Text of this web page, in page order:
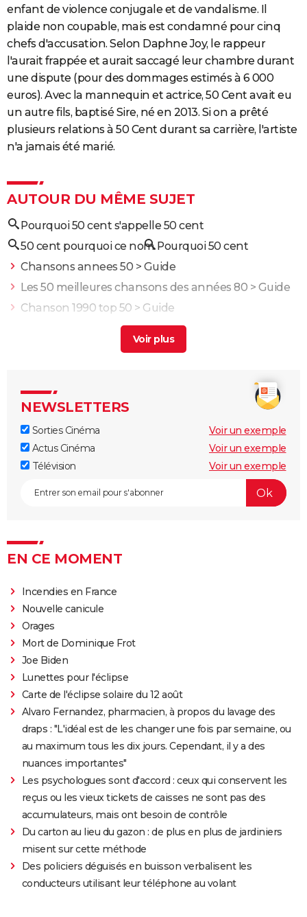
enfant de violence conjugale et de vandalisme. Il
plaide non coupable, mais est condamné pour cinq
chefs d'accusation. Selon Daphne Joy, le rappeur
l'aurait frappée et aurait saccagé leur chambre durant
une dispute (pour des dommages estimés à 6 000
euros). Avec la mannequin et actrice, 50 Cent avait eu
un autre fils, baptisé Sire, né en 2013. Si on a prêté
plusieurs relations à 50 Cent durant sa carrière, l'artiste
n'a jamais été marié.
AUTOUR DU MÊME SUJET
Pourquoi 50 cent s'appelle 50 cent
50 cent pourquoi ce nom Pourquoi 50 cent
Chansons annees 50 > Guide
Les 50 meilleures chansons des années 80 > Guide
Chanson 1990 top 50 > Guide
> Guide
Stromae : chansons, succès, vie privée, maladie...
NEWSLETTERS
Sorties Cinéma
Voir un exemple
Actus Cinéma
Voir un exemple
Télévision
Voir un exemple
EN CE MOMENT
Incendies en France
Nouvelle canicule
Orages
Mort de Dominique Frot
Joe Biden
Lunettes pour l'éclipse
Carte de l'éclipse solaire du 12 août
Alvaro Fernandez, pharmacien, à propos du lavage des
draps : "L'idéal est de les changer une fois par semaine, ou
au maximum tous les dix jours. Cependant, il y a des
nuances importantes"
Les psychologues sont d'accord : ceux qui conservent les
reçus ou les vieux tickets de caisses ne sont pas des
accumulateurs, mais ont besoin de contrôle
Du carton au lieu du gazon : de plus en plus de jardiniers
misent sur cette méthode
Des policiers déguisés en buisson verbalisent les
conducteurs utilisant leur téléphone au volant